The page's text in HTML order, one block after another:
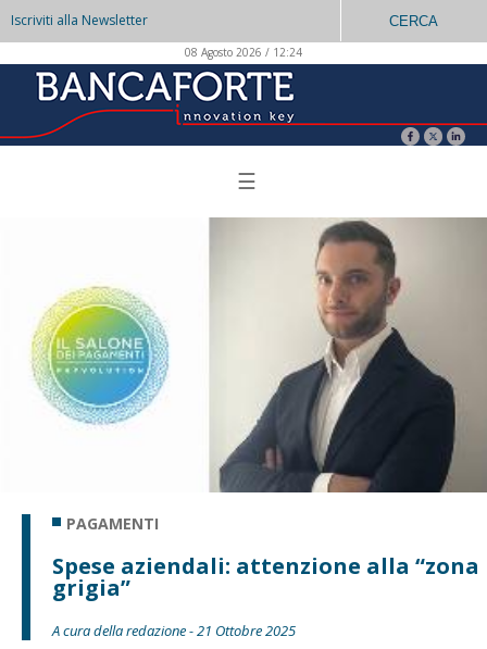
Iscriviti alla Newsletter CERCA
08 Agosto 2026 / 12:24
☰
PAGAMENTI
Spese aziendali: attenzione alla “zona
grigia”
A cura della redazione - 21 Ottobre 2025